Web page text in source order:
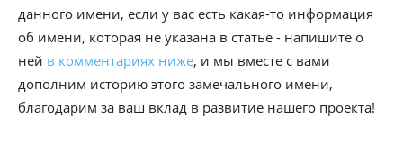
данного имени, если у вас есть какая-то информация
об имени, которая не указана в статье - напишите о
ней в комментариях ниже, и мы вместе с вами
дополним историю этого замечального имени,
благодарим за ваш вклад в развитие нашего проекта!